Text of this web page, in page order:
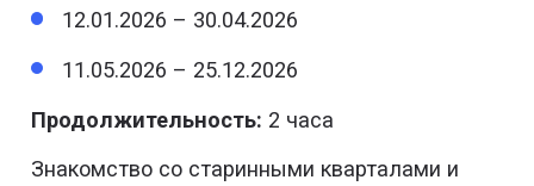
12.01.2026 – 30.04.2026
11.05.2026 – 25.12.2026
Продолжительность: 2 часа
Знакомство со старинными кварталами и